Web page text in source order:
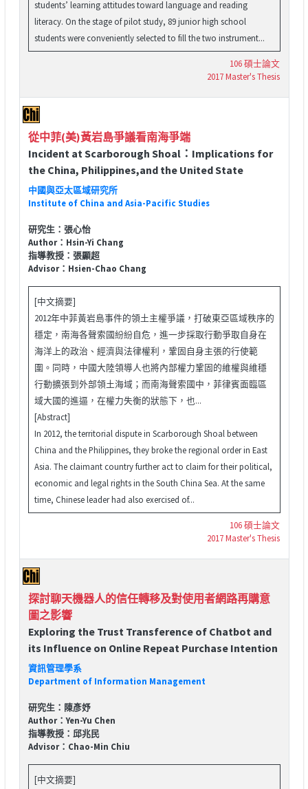
students’ learning attitudes toward language and reading
literacy. On the stage of pilot study, 89 junior high school
students were conveniently selected to fill the two instrument...
106 碩士論文
2017 Master's Thesis
從中菲(美)黃岩島爭議看南海爭端
Incident at Scarborough Shoal：Implications for
the China, Philippines,and the United State
中國與亞太區域研究所
Institute of China and Asia-Pacific Studies
研究生：張心怡
Author：Hsin-Yi Chang
指導教授：張顯超
Advisor：Hsien-Chao Chang
[中文摘要]
2012年中菲黃岩島事件的領土主權爭議，打破東亞區域秩序的
穩定，南海各聲索國紛紛自危，進一步採取行動爭取自身在
海洋上的政治、經濟與法律權利，鞏固自身主張的行使範
圍。同時，中國大陸領導人也將內部權力鞏固的維權與維穩
行動擴張到外部領土海域；而南海聲索國中，菲律賓面臨區
域大國的進逼，在權力失衡的狀態下，也...
[Abstract]
In 2012, the territorial dispute in Scarborough Shoal between
China and the Philippines, they broke the regional order in East
Asia. The claimant country further act to claim for their political,
economic and legal rights in the South China Sea. At the same
time, Chinese leader had also exercised of...
106 碩士論文
2017 Master's Thesis
探討聊天機器人的信任轉移及對使用者網路再購意
圖之影響
Exploring the Trust Transference of Chatbot and
its Influence on Online Repeat Purchase Intention
資訊管理學系
Department of Information Management
研究生：陳彥妤
Author：Yen-Yu Chen
指導教授：邱兆民
Advisor：Chao-Min Chiu
[中文摘要]